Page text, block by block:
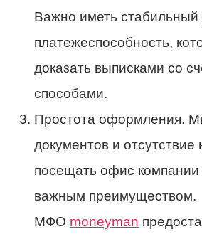
Важно иметь стабильный
платежеспособность,
доказать выписками со
способами.
Простота оформления.
документов и
посещать офис компании
важным преимуществом.
МФО moneyman